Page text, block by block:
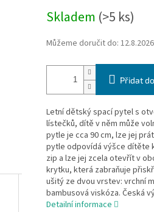
cena:
Skladem (>5 ks)
Můžeme doručit do: 12.8.2026
Přidat
Letní dětský spací pytel s
lístečků, dítě v něm může
pytle je cca 90 cm, lze jej
pytle odpovídá výšce dítěte
zip a lze jej zcela otevřít v
krytku, která zabraňuje
ušitý ze dvou vrstev: vrchní
bambusová viskóza. Česká
Detailní informace